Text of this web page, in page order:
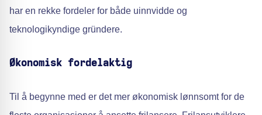
har en rekke fordeler for både uinnvidde og
teknologikyndige gründere.
Økonomisk fordelaktig
Til å begynne med er det mer økonomisk lønnsomt for de